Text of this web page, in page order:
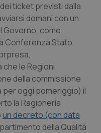
ticket previsti dalla
domani con un
Governo, come
Conferenza Stato
le Regioni
della commissione
per oggi pomeriggio) il
la Ragioneria
un decreto (con data
della Qualità